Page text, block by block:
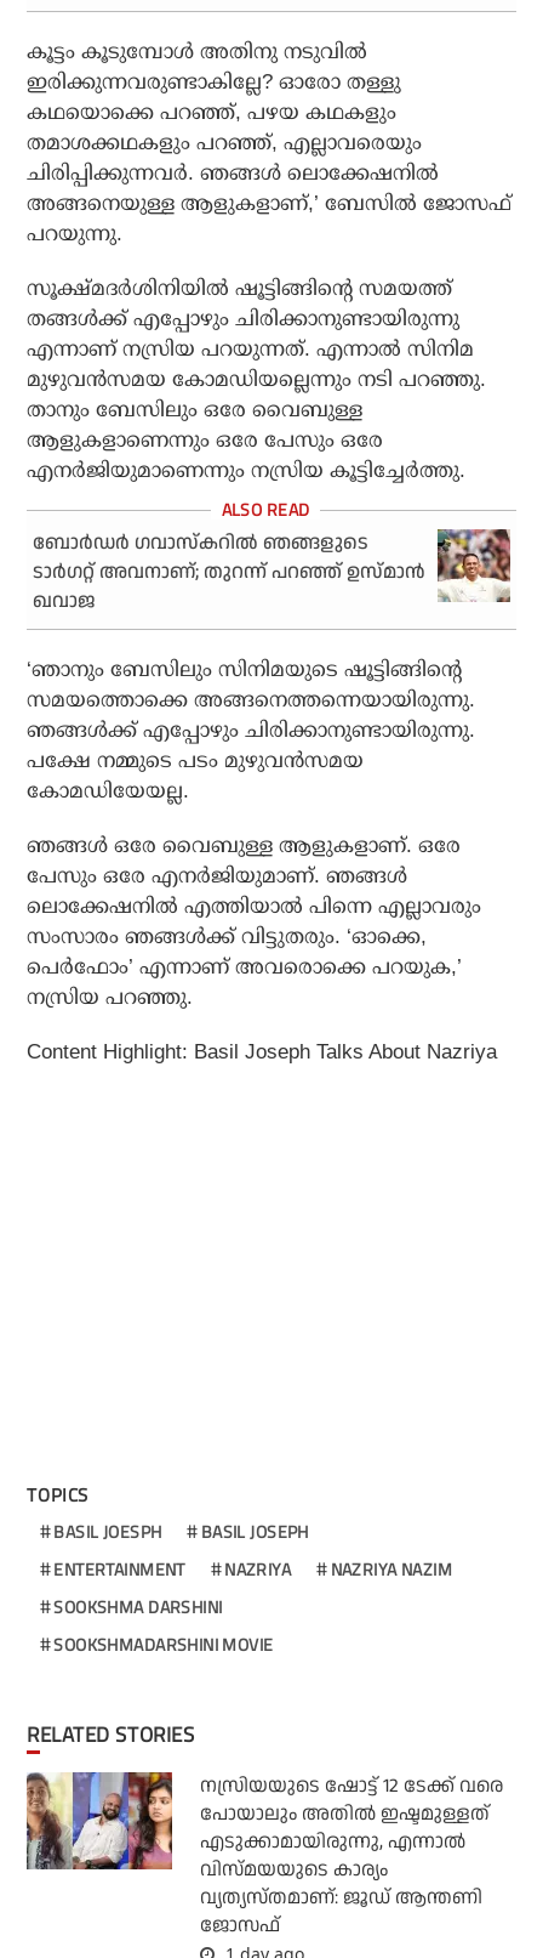
കൂട്ടം കൂടുമ്പോള്‍ അതിനു നടുവില്‍
ഇരിക്കുന്നവരുണ്ടാകില്ലേ? ഓരോ തള്ളു
കഥയൊക്കെ പറഞ്ഞ്, പഴയ കഥകളും
തമാശക്കഥകളും പറഞ്ഞ്, എല്ലാവരെയും
ചിരിപ്പിക്കുന്നവര്‍. ഞങ്ങള്‍ ലൊക്കേഷനില്‍
അങ്ങനെയുള്ള ആളുകളാണ്,’ ബേസില്‍ ജോസഫ്
പറയുന്നു.
സൂക്ഷ്മദര്‍ശിനിയില്‍ ഷൂട്ടിങ്ങിന്റെ സമയത്ത്
തങ്ങള്‍ക്ക് എപ്പോഴും ചിരിക്കാനുണ്ടായിരുന്നു
എന്നാണ് നസ്രിയ പറയുന്നത്. എന്നാല്‍ സിനിമ
മുഴുവന്‍സമയ കോമഡിയല്ലെന്നും നടി പറഞ്ഞു.
താനും ബേസിലും ഒരേ വൈബുള്ള
ആളുകളാണെന്നും ഒരേ പേസും ഒരേ
എനര്‍ജിയുമാണെന്നും നസ്രിയ കൂട്ടിച്ചേര്‍ത്തു.
ബോര്‍ഡര്‍ ഗവാസ്‌കറില്‍ ഞങ്ങളുടെ
ടാര്‍ഗറ്റ് അവനാണ്; തുറന്ന് പറഞ്ഞ് ഉസ്മാന്‍
ഖവാജ
‘ഞാനും ബേസിലും സിനിമയുടെ ഷൂട്ടിങ്ങിന്റെ
സമയത്തൊക്കെ അങ്ങനെത്തന്നെയായിരുന്നു.
ഞങ്ങള്‍ക്ക് എപ്പോഴും ചിരിക്കാനുണ്ടായിരുന്നു.
പക്ഷേ നമ്മുടെ പടം മുഴുവന്‍സമയ
കോമഡിയേയല്ല.
ഞങ്ങള്‍ ഒരേ വൈബുള്ള ആളുകളാണ്. ഒരേ
പേസും ഒരേ എനര്‍ജിയുമാണ്. ഞങ്ങള്‍
ലൊക്കേഷനില്‍ എത്തിയാല്‍ പിന്നെ എല്ലാവരും
സംസാരം ഞങ്ങള്‍ക്ക് വിട്ടുതരും. ‘ഓക്കെ,
പെര്‍ഫോം’ എന്നാണ് അവരൊക്കെ പറയുക,’
നസ്രിയ പറഞ്ഞു.
Content Highlight: Basil Joseph Talks About Nazriya
TOPICS
BASIL JOESPH
BASIL JOSEPH
ENTERTAINMENT
NAZRIYA
NAZRIYA NAZIM
SOOKSHMA DARSHINI
SOOKSHMADARSHINI MOVIE
RELATED STORIES
നസ്രിയയുടെ ഷോട്ട് 12 ടേക്ക് വരെ
പോയാലും അതില്‍ ഇഷ്ടമുള്ളത്
എടുക്കാമായിരുന്നു, എന്നാല്‍
വിസ്മയയുടെ കാര്യം
വ്യത്യസ്തമാണ്: ജൂഡ് ആന്തണി
ജോസഫ്